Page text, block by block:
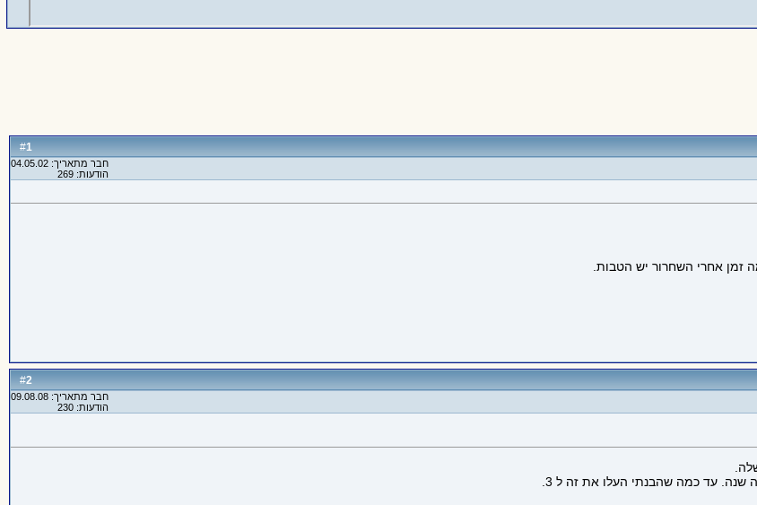
#
1
חבר מתאריך: 04.05.02
הודעות: 269
זמן אחרי השחרור יש הטבות.
#
2
חבר מתאריך: 09.08.08
הודעות: 230